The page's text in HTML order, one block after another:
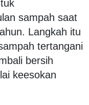
sampah saat
Langkah itu
tertangani
bersih
keesokan